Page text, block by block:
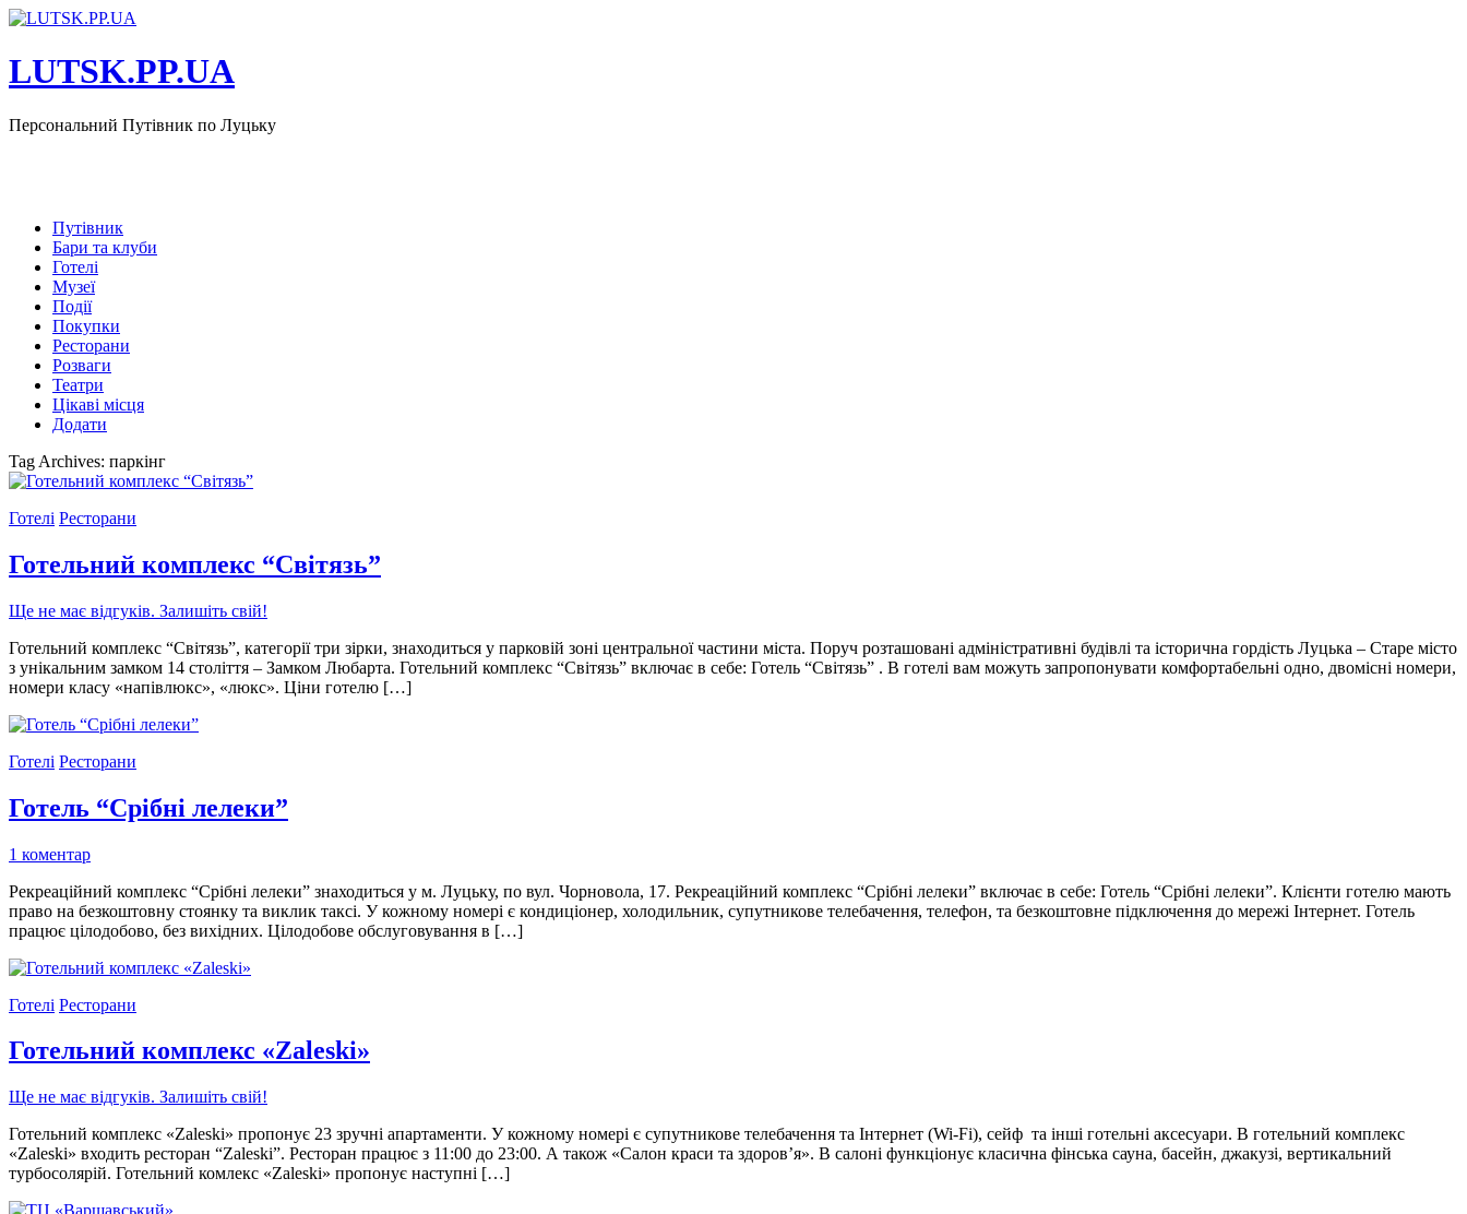
LUTSK.PP.UA
Персональний Путівник по Луцьку
Путівник
Бари та клуби
Готелі
Музеї
Події
Покупки
Ресторани
Розваги
Театри
Цікаві місця
Додати
Tag Archives: паркінг
Готелі Ресторани
Готельний комплекс “Світязь”
Ще не має відгуків. Залишіть свій!
Готельний комплекс “Світязь”, категорії три зірки, знаходиться у парковій зоні центральної частини міста. Поруч розташовані адміністративні будівлі та історична гордість Луцька – Старе місто
з унікальним замком 14 століття – Замком Любарта. Готельний комплекс “Світязь” включає в себе: Готель “Світязь” . В готелі вам можуть запропонувати комфортабельні одно, двомісні номери,
номери класу «напівлюкс», «люкс». Ціни готелю […]
Готелі Ресторани
Готель “Срібні лелеки”
1 коментар
Рекреаційний комплекс “Срібні лелеки” знаходиться у м. Луцьку, по вул. Чорновола, 17. Рекреаційний комплекс “Срібні лелеки” включає в себе: Готель “Срібні лелеки”. Клієнти готелю мають
право на безкоштовну стоянку та виклик таксі. У кожному номері є кондиціонер, холодильник, супутникове телебачення, телефон, та безкоштовне підключення до мережі Інтернет. Готель
працює цілодобово, без вихідних. Цілодобове обслуговування в […]
Готелі Ресторани
Готельний комплекс «Zaleski»
Ще не має відгуків. Залишіть свій!
Готельний комплекс «Zaleski» пропонує 23 зручні апартаменти. У кожному номері є супутникове телебачення та Інтернет (Wi-Fi), сейф та інші готельні аксесуари. В готельний комплекс
«Zaleski» входить ресторан “Zaleski”. Ресторан працює з 11:00 до 23:00. А також «Салон краси та здоров’я». В салоні функціонує класична фінська сауна, басейн, джакузі, вертикальний
турбосолярій. Готельний комлекс «Zaleski» пропонує наступні […]